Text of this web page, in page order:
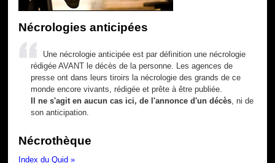
Nécrologies anticipées
Une nécrologie anticipée est par définition une nécrologie
rédigée AVANT le décès de la personne. Les agences de
presse ont dans leurs tiroirs la nécrologie des grands de ce
monde encore vivants, rédigée et prête à être publiée.
Il ne s'agit en aucun cas ici, de l'annonce d'un décès , ni de
son anticipation.
Nécrothèque
Index du Quid »